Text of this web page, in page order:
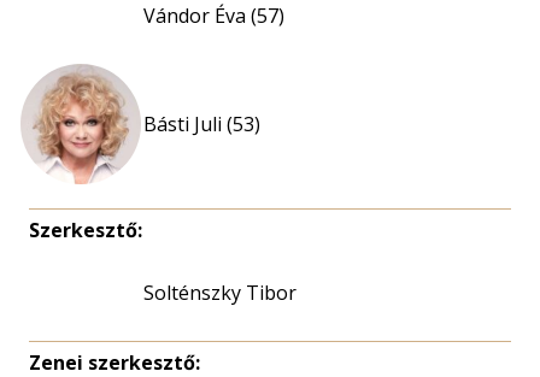
Vándor Éva (57)
Básti Juli (53)
Szerkesztő:
Solténszky Tibor
Zenei szerkesztő: